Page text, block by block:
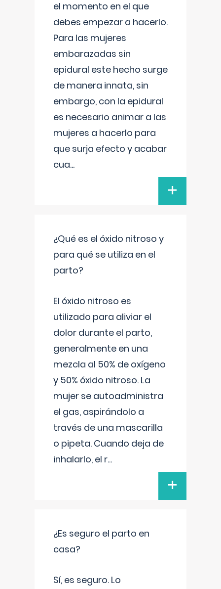
el momento en el que
debes empezar a hacerlo.
Para las mujeres
embarazadas sin
epidural este hecho surge
de manera innata, sin
embargo, con la epidural
es necesario animar a las
mujeres a hacerlo para
que surja efecto y acabar
cua...
+
¿Qué es el óxido nitroso y
para qué se utiliza en el
parto?
El óxido nitroso es
utilizado para aliviar el
dolor durante el parto,
generalmente en una
mezcla al 50% de oxígeno
y 50% óxido nitroso. La
mujer se autoadministra
el gas, aspirándolo a
través de una mascarilla
o pipeta. Cuando deja de
inhalarlo, el r...
+
¿Es seguro el parto en
casa?
Sí, es seguro. Lo